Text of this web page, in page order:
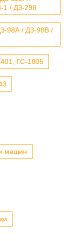
1 / ДЗ-298
98А / ДЗ-98В /
ГС-1805
машин